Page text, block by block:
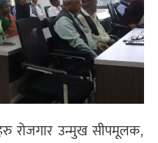
रोजगार उन्मुख सीपमूलक,